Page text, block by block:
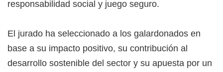
responsabilidad social y juego seguro.
El jurado ha seleccionado a los galardonados en
base a su impacto positivo, su contribución al
desarrollo sostenible del sector y su apuesta por un